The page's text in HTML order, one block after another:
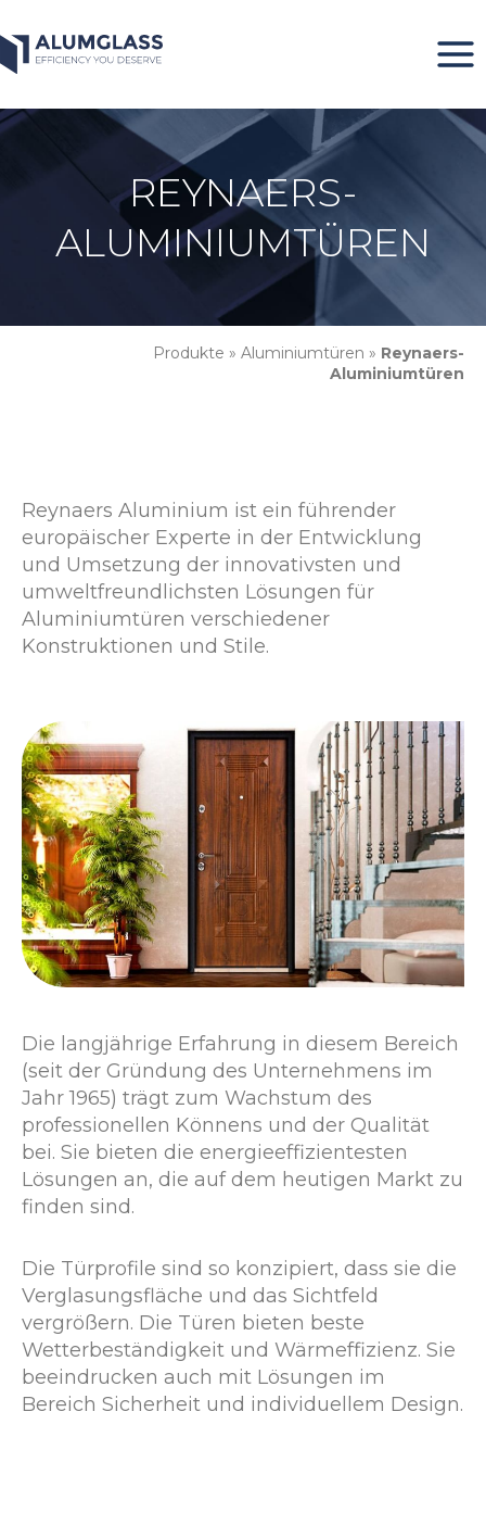
Inhalt
springen
REYNAERS-
ALUMINIUMTÜREN
Produkte » Aluminiumtüren » Reynaers-
Aluminiumtüren
Reynaers Aluminium ist ein führender
europäischer Experte in der Entwicklung
und Umsetzung der innovativsten und
umweltfreundlichsten Lösungen für
Aluminiumtüren verschiedener
Konstruktionen und Stile.
Die langjährige Erfahrung in diesem Bereich
(seit der Gründung des Unternehmens im
Jahr 1965) trägt zum Wachstum des
professionellen Könnens und der Qualität
bei. Sie bieten die energieeffizientesten
Lösungen an, die auf dem heutigen Markt zu
finden sind.
Die Türprofile sind so konzipiert, dass sie die
Verglasungsfläche und das Sichtfeld
vergrößern. Die Türen bieten beste
Wetterbeständigkeit und Wärmeffizienz. Sie
beeindrucken auch mit Lösungen im
Bereich Sicherheit und individuellem Design.